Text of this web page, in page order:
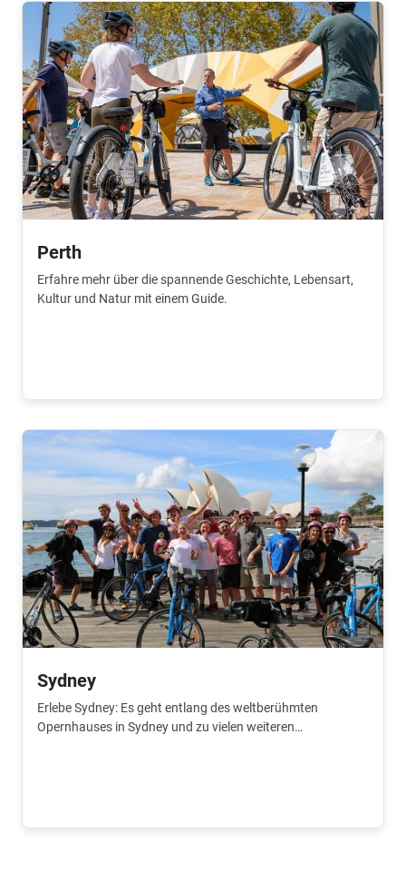
Perth
Erfahre mehr über die spannende Geschichte, Lebensart,
Kultur und Natur mit einem Guide.
Sydney
Erlebe Sydney: Es geht entlang des weltberühmten
Opernhauses in Sydney und zu vielen weiteren